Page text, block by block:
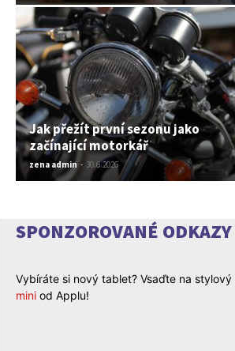
Jak přežít první sezonu jako
začínající motorkář
zena admin - 30.6.2026
SPONZOROVANÉ ODKAZY
Vybíráte si nový tablet? Vsaďte na stylový
mini od Applu!